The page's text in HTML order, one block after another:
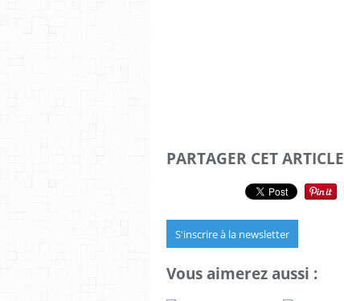
PARTAGER CET ARTICLE
S'inscrire à la newsletter
Vous aimerez aussi :